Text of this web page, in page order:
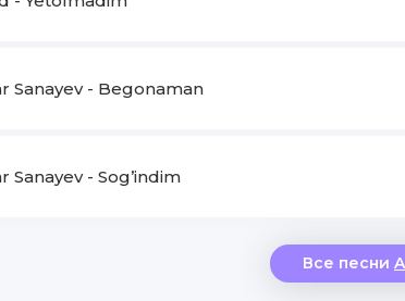
Sanayev - Begonaman
Sanayev - Sog’indim
Все песни